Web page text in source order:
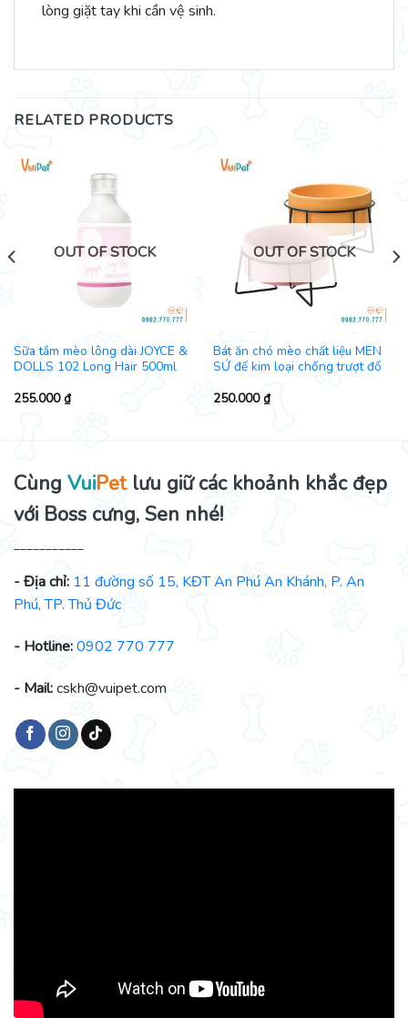
lòng giặt tay khi cần vệ sinh.
RELATED PRODUCTS
OUT OF STOCK
Sữa tắm mèo lông dài JOYCE &
DOLLS 102 Long Hair 500ml
255.000₫
OUT OF STOCK
Bát ăn chó mèo chất liệu MEN
SỨ đế kim loại chống trượt đổ
250.000₫
Cùng VuiPetlưu giữ các khoảnh khắc đẹp
với Boss cưng, Sen nhé!
___________
- Địa chỉ: 11 đường số 15, KĐT An Phú An Khánh, P. An
Phú, TP. Thủ Đức
- Hotline:0902 770 777
- Mail:cskh@vuipet.com